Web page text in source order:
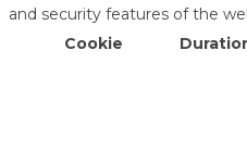
and security features of the
Cookie